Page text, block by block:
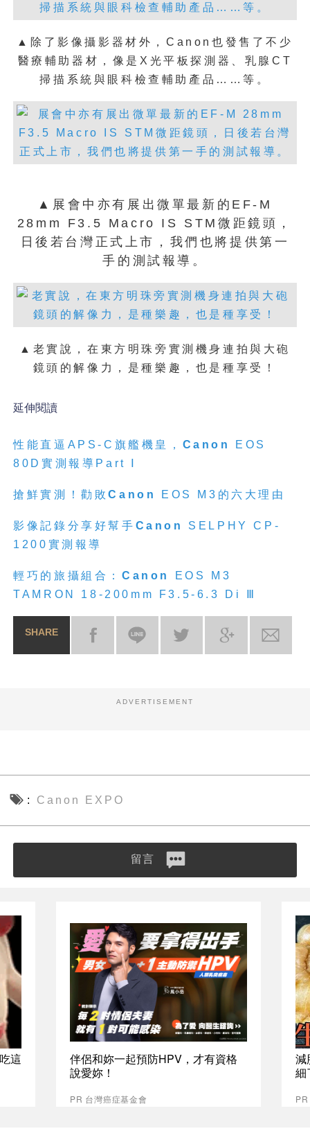
▲除了影像攝影器材外，Canon也發售了不少
醫療輔助器材，像是X光平板探測器、乳腺CT
掃描系統與眼科檢查輔助產品……等。
▲展會中亦有展出微單最新的EF-M
28mm F3.5 Macro IS STM微距鏡頭，
日後若台灣正式上市，我們也將提供第一
手的測試報導。
▲老實說，在東方明珠旁實測機身連拍與大砲
鏡頭的解像力，是種樂趣，也是種享受！
延伸閱讀
性能直逼APS-C旗艦機皇， Canon
EOS
80D實測報導Part Ⅰ
搶鮮實測！勸敗Canon EOS M3的六大理由
影像記錄分享好幫手 Canon
SELPHY CP-
1200實測報導
輕巧的旅攝組合： Canon
EOS M3
TAMRON 18-200mm F3.5-6.3 Di Ⅲ
SHARE
ADVERTISEMENT
Canon EXPO
留言
這
伴侶和妳一起預防HPV，才有資格
說愛妳！
PR 台灣癌症基金會
減
細